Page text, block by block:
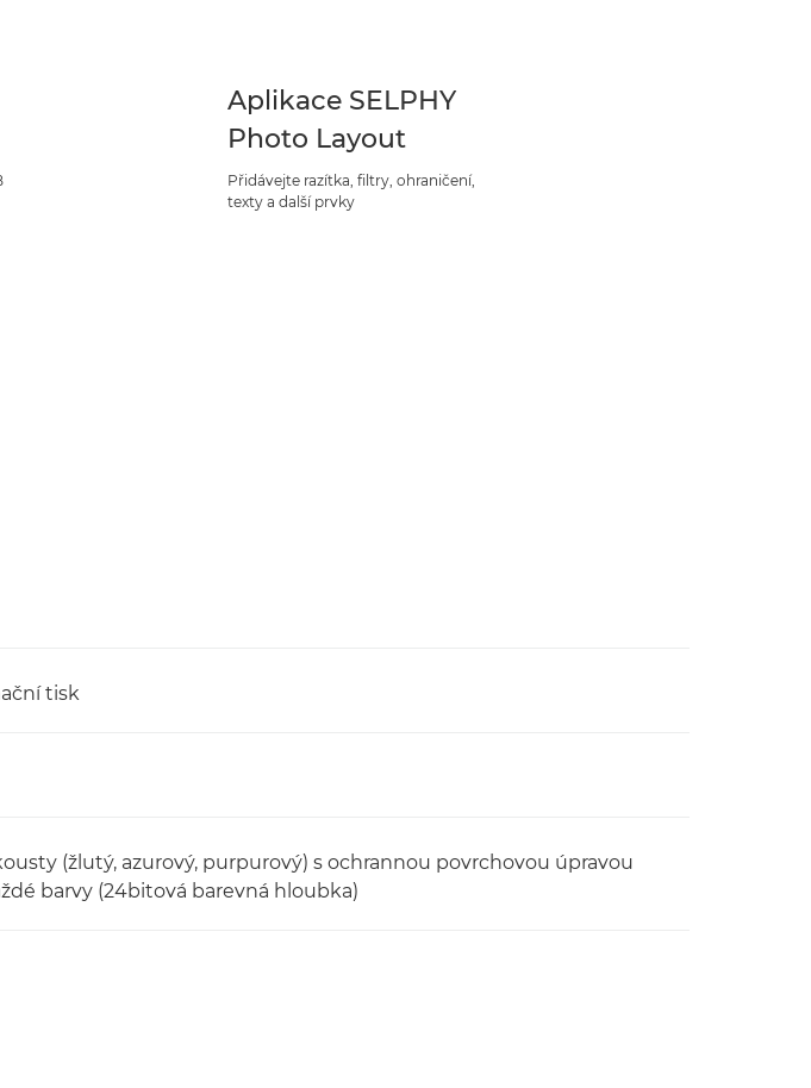
Aplikace SELPHY
Photo Layout
Přidávejte razítka, filtry, ohraničení,
texty a další prvky
tisk
(žlutý, azurový, purpurový) s ochrannou povrchovou úpravou
barvy (24bitová barevná hloubka)